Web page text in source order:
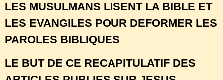
LES MUSULMANS LISENT LA BIBLE ET
LES EVANGILES POUR DEFORMER LES
PAROLES BIBLIQUES
LE BUT DE CE RECAPITULATIF DES